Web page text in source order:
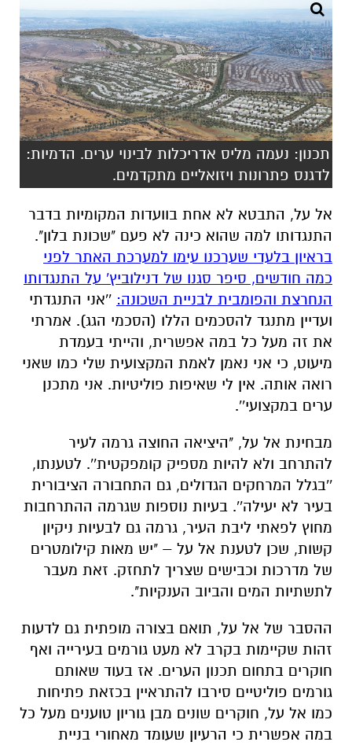
תכנון: נעמה מליס אדריכלות לבינוי ערים. הדמיות:
לדגנס פתרונות ויזואליים מתקדמים.
אל על, התבטא לא אחת בוועדות המקומיות בדבר
התנגדותו למה שהוא כינה לא פעם "שכונת בלון".
בראיון בלעדי שערכנו עימו למערכת האתר לפני
כמה חודשים, סיפר סגנו של דנילוביץ' על התנגדותו
הנחרצת והפומבית לבניית השכונה: ''אני התנגדתי
ועדיין מתנגד להסכמים הללו (הסכמי הגג). אמרתי
את זה מעל כל במה אפשרית, והייתי בעמדת
מיעוט, כי אני נאמן לאמת המקצועית שלי כמו שאני
רואה אותה. אין לי שאיפות פוליטיות. אני מתכנן
ערים במקצועי''.
מבחינת אל על, "היציאה החוצה גרמה לעיר
להתרחב ולא להיות מספיק קומפקטית''. לטענתו,
''בגלל המרחקים הגדולים, גם התחבורה הציבורית
בעיר לא יעילה''. בעיות נוספות שגרמה ההתרחבות
מחוץ לפאתי ליבת העיר, גרמה גם לבעיות ניקיון
קשות, שכן לטענת אל על – "יש מאות קילומטרים
של מדרכות וכבישים שצריך לתחזק. זאת מעבר
לתשתיות המים והביוב הענקיות".
ההסבר של אל על, תואם בצורה מופתית גם לדעות
זהות שקיימות בקרב לא מעט גורמים בעירייה ואף
חוקרים בתחום תכנון הערים. אז בעוד שאותם
גורמים פוליטיים סירבו להתראיין בכזאת פתיחות
כמו אל על, חוקרים שונים מבן גוריון טוענים מעל כל
במה אפשרית כי הרעיון שעומד מאחורי בניית